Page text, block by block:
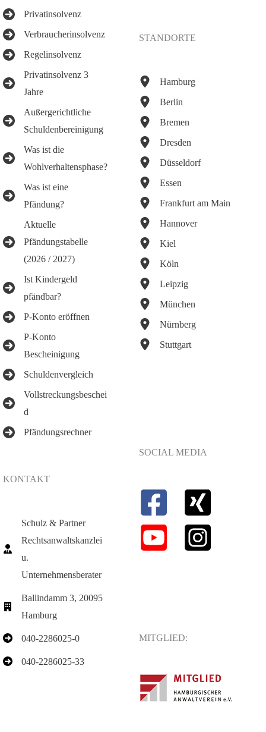
Privatinsolvenz
Verbraucherinsolvenz
Regelinsolvenz
Privatinsolvenz 3
Jahre
Außergerichtliche
Schuldenbereinigung
Was ist die
Wohlverhaltensphase?
Was ist eine
Pfändung?
Aktuelle
Pfändungstabelle
(2026 / 2027)
Ist Kindergeld
pfändbar?
P-Konto eröffnen
P-Konto
Bescheinigung
Schuldenvergleich
Vollstreckungsbeschei
d
Pfändungsrechner
STANDORTE
Hamburg
Berlin
Bremen
Dresden
Düsseldorf
Essen
Frankfurt am Main
Hannover
Kiel
Köln
Leipzig
München
Nürnberg
Stuttgart
KONTAKT
Schulz & Partner
Rechtsanwaltskanzlei
u.
Unternehmensberater
Ballindamm 3, 20095
Hamburg
040-2286025-0
040-2286025-33
SOCIAL MEDIA
MITGLIED: